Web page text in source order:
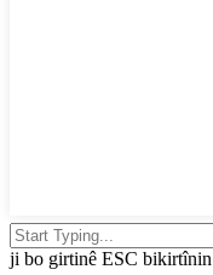
ji bo girtinê ESC bikirtînin